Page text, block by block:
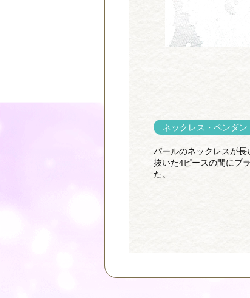
ネックレス・ペンダン
パールのネックレスが
抜いた4ピースの間にプ
た。